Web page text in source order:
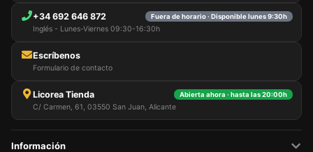
+34 692 646 872 Fuera de horario · Disponible lunes 9:30h
Inglés - Lunes-Viernes 09:30-16:30h
Escríbenos
Formulario de contacto
Licorea Tienda Abierta ahora · hasta las 20:00h
C/ Carmen, 61, 03550 San Juan, Alicante
Información